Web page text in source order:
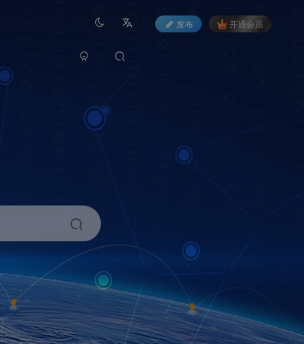
发布 开通会员